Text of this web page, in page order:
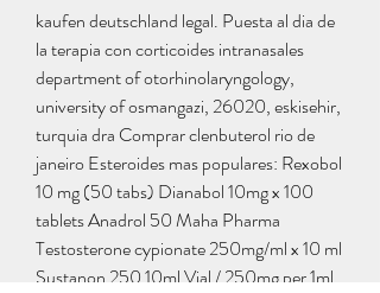
kaufen deutschland legal. Puesta al dia de
la terapia con corticoides intranasales
department of otorhinolaryngology,
university of osmangazi, 26020, eskisehir,
turquia dra Comprar clenbuterol rio de
janeiro Esteroides mas populares: Rexobol
10 mg (50 tabs) Dianabol 10mg x 100
tablets Anadrol 50 Maha Pharma
Testosterone cypionate 250mg/ml x 10 ml
Sustanon 250 10ml Vial / 250mg per 1ml